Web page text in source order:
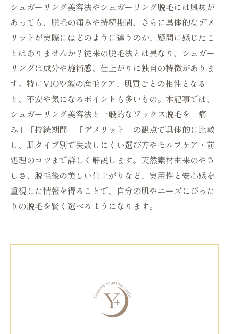
シュガーリング美容法やシュガーリング脱毛には興味が
あっても、脱毛の痛みや持続期間、さらに具体的なデメ
リットが実際にはどのように違うのか、疑問に感じたこ
とはありませんか？従来の脱毛法とは異なり、シュガー
リングは成分や施術感、仕上がりに独自の特徴がありま
す。特にVIOや顔の産毛ケア、肌質ごとの相性となる
と、不安や気になるポイントも多いもの。本記事では、
シュガーリング美容法と一般的なワックス脱毛を「痛
み」「持続期間」「デメリット」の観点で具体的に比較
し、肌タイプ別で失敗しにくい選び方やセルフケア・前
処理のコツまで詳しく解説します。天然素材由来のやさ
しさ、脱毛後の美しい仕上がりなど、実用性と安心感を
重視した情報を得ることで、自分の肌やニーズにぴった
りの脱毛を賢く選べるようになります。